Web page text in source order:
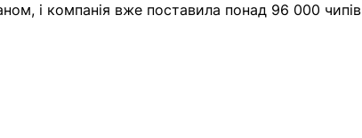
і компанія вже поставила понад 96 000 чипів